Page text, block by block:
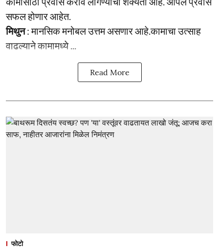
सफल होणार आहेत.
मिथुन: मानसिक मनोबल उत्तम असणार आहे.कामाचा उत्साह
वाढल्याने कामामध्ये ...
Read More
फोटो